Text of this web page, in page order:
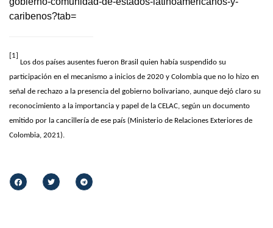
caribenos?tab=
[1]
Los dos países ausentes fueron Brasil quien había suspendido su
participación en el mecanismo a inicios de 2020 y Colombia que no lo hizo en
señal de rechazo a la presencia del gobierno bolivariano, aunque dejó claro su
reconocimiento a la importancia y papel de la CELAC, según un documento
emitido por la cancillería de ese país (Ministerio de Relaciones Exteriores de
Colombia, 2021).